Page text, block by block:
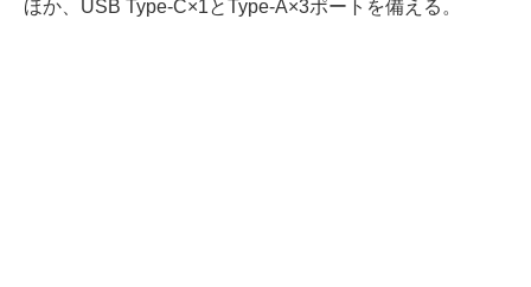
ほか、USB Type-C×1とType-A×3ポートを備える。